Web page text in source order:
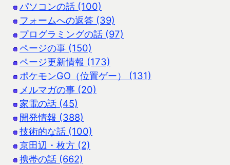
パソコンの話 (100)
フォームへの返答 (39)
プログラミングの話 (97)
ページの事 (150)
ページ更新情報 (173)
ポケモンGO（位置ゲー） (131)
メルマガの事 (20)
家電の話 (45)
開発情報 (388)
技術的な話 (100)
京田辺・枚方 (2)
携帯の話 (662)